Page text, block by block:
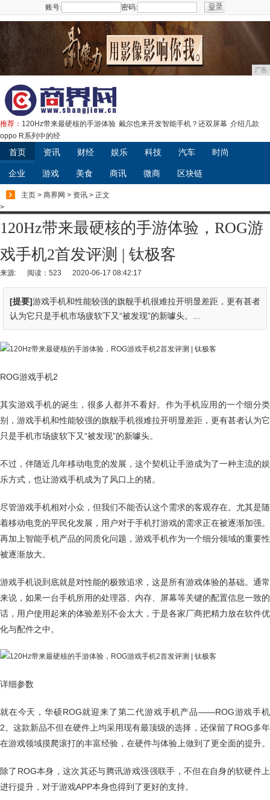
账号: 密码:
广告
推荐： 120Hz带来最硬核的手游体验 戴尔也来开发智能手机？还双屏幕 介绍几款
oppo R系列中的经
首页 资讯 财经 娱乐 科技 汽车 时尚
企业 游戏 美食 商讯 微商 区块链
主页 > 商界网 > 资讯 > 正文
>
120Hz带来最硬核的手游体验，ROG游
戏手机2首发评测 | 钛极客
来源: 阅读：523 2020-06-17 08:42:17
[提要]游戏手机和性能较强的旗舰手机很难拉开明显差距，更有甚者
认为它只是手机市场疲软下又“被发现”的新噱头。...
ROG游戏手机2
其实游戏手机的诞生，很多人都并不看好。作为手机应用的一个细分类
别，游戏手机和性能较强的旗舰手机很难拉开明显差距，更有甚者认为它
只是手机市场疲软下又“被发现”的新噱头。
不过，伴随近几年移动电竞的发展，这个契机让手游成为了一种主流的娱
乐方式，也让游戏手机成为了风口上的猪。
尽管游戏手机相对小众，但我们不能否认这个需求的客观存在。尤其是随
着移动电竞的平民化发展，用户对于手机打游戏的需求正在被逐渐加强。
再加上智能手机产品的同质化问题，游戏手机作为一个细分领域的重要性
被逐渐放大。
游戏手机说到底就是对性能的极致追求，这是所有游戏体验的基础。通常
来说，如果一台手机所用的处理器、内存、屏幕等关键的配置信息一致的
话，用户使用起来的体验差别不会太大，于是各家厂商把精力放在软件优
化与配件之中。
详细参数
就在今天，华硕ROG就迎来了第二代游戏手机产品——ROG游戏手机
2。这款新品不但在硬件上均采用现有最顶级的选择，还保留了ROG多年
在游戏领域摸爬滚打的丰富经验，在硬件与体验上做到了更全面的提升。
除了ROG本身，这次其还与腾讯游戏强强联手，不但在自身的软硬件上
进行提升，对于游戏APP本身也得到了更好的支持。